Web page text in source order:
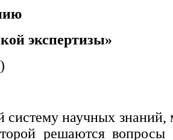
экспертизы»
научных знаний,
решаются вопросы